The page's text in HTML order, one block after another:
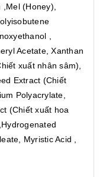
(Honey),
,
Acetate, Xanthan
xuất nhân sâm),
Extract (Chiết
Polyacrylate,
(Chiết xuất hoa
Myristic Acid ,